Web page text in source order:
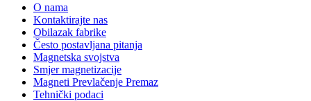
O nama
Kontaktirajte nas
Obilazak fabrike
Često postavljana pitanja
Magnetska svojstva
Smjer magnetizacije
Magneti Prevlačenje Premaz
Tehnički podaci